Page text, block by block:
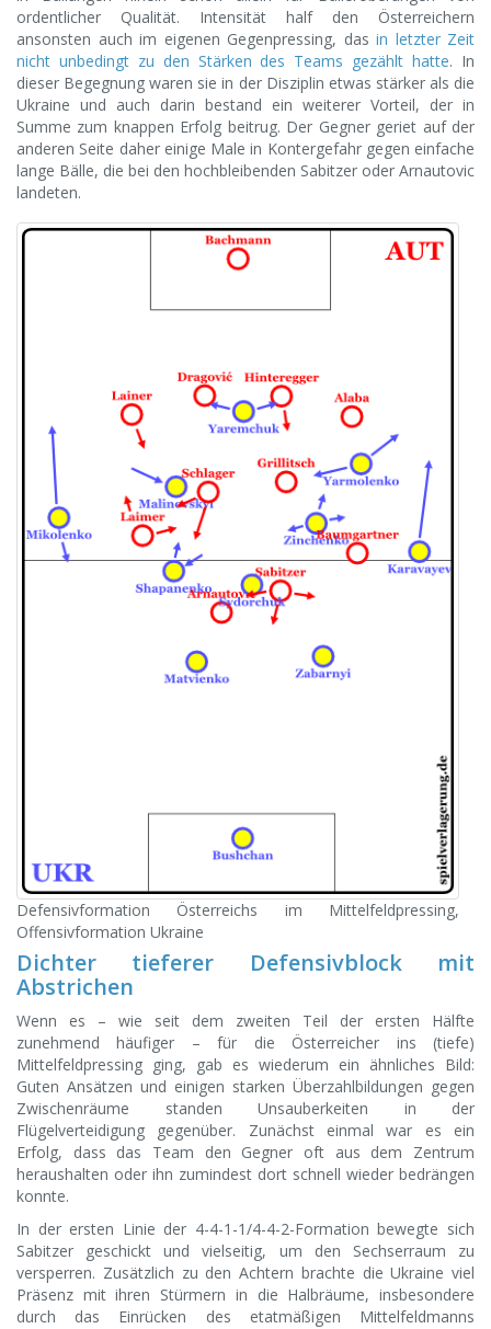
ordentlicher Qualität. Intensität half den Österreichern
ansonsten auch im eigenen Gegenpressing, das in letzter Zeit
nicht unbedingt zu den Stärken des Teams gezählt hatte. In
dieser Begegnung waren sie in der Disziplin etwas stärker als die
Ukraine und auch darin bestand ein weiterer Vorteil, der in
Summe zum knappen Erfolg beitrug. Der Gegner geriet auf der
anderen Seite daher einige Male in Kontergefahr gegen einfache
lange Bälle, die bei den hochbleibenden Sabitzer oder Arnautovic
landeten.
Defensivformation Österreichs im Mittelfeldpressing,
Offensivformation Ukraine
Dichter tieferer Defensivblock mit
Abstrichen
Wenn es – wie seit dem zweiten Teil der ersten Hälfte
zunehmend häufiger – für die Österreicher ins (tiefe)
Mittelfeldpressing ging, gab es wiederum ein ähnliches Bild:
Guten Ansätzen und einigen starken Überzahlbildungen gegen
Zwischenräume standen Unsauberkeiten in der
Flügelverteidigung gegenüber. Zunächst einmal war es ein
Erfolg, dass das Team den Gegner oft aus dem Zentrum
heraushalten oder ihn zumindest dort schnell wieder bedrängen
konnte.
In der ersten Linie der 4-4-1-1/4-4-2-Formation bewegte sich
Sabitzer geschickt und vielseitig, um den Sechserraum zu
versperren. Zusätzlich zu den Achtern brachte die Ukraine viel
Präsenz mit ihren Stürmern in die Halbräume, insbesondere
durch das Einrücken des etatmäßigen Mittelfeldmanns